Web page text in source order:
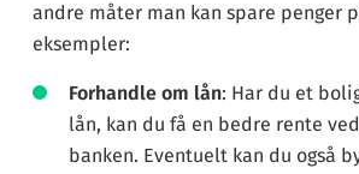
andre måter man kan spare penger
eksempler:
Forhandle om lån: Har du et
lån, kan du få en bedre rente
banken. Eventuelt kan du også